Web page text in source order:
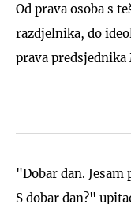
Od prava osoba s
razdjelnika, do
prava
"Dobar dan. Jesam
S dobar dan?"